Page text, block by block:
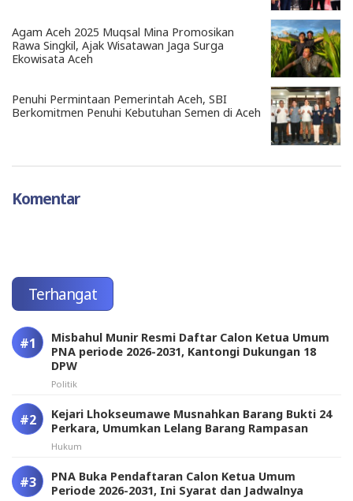
Agam Aceh 2025 Muqsal Mina Promosikan
Rawa Singkil, Ajak Wisatawan Jaga Surga
Ekowisata Aceh
Penuhi Permintaan Pemerintah Aceh, SBI
Berkomitmen Penuhi Kebutuhan Semen di Aceh
Komentar
Terhangat
Misbahul Munir Resmi Daftar Calon Ketua Umum
PNA periode 2026-2031, Kantongi Dukungan 18
DPW
Politik
Kejari Lhokseumawe Musnahkan Barang Bukti 24
Perkara, Umumkan Lelang Barang Rampasan
Hukum
PNA Buka Pendaftaran Calon Ketua Umum
Periode 2026-2031, Ini Syarat dan Jadwalnya